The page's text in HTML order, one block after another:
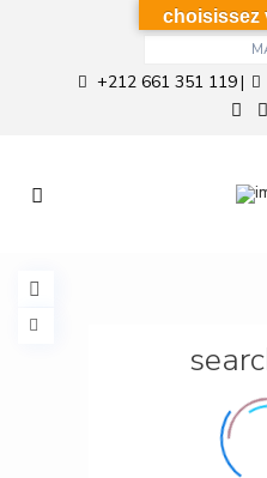
+212 661 351 119|
choisissez